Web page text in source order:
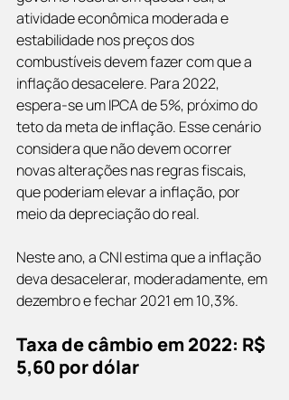
atividade econômica moderada e
estabilidade nos preços dos
combustíveis devem fazer com que a
inflação desacelere. Para 2022,
espera-se um IPCA de 5%, próximo do
teto da meta de inflação. Esse cenário
considera que não devem ocorrer
novas alterações nas regras fiscais,
que poderiam elevar a inflação, por
meio da depreciação do real.
Neste ano, a CNI estima que a inflação
deva desacelerar, moderadamente, em
dezembro e fechar 2021 em 10,3%.
Taxa de câmbio em 2022: R$
5,60 por dólar